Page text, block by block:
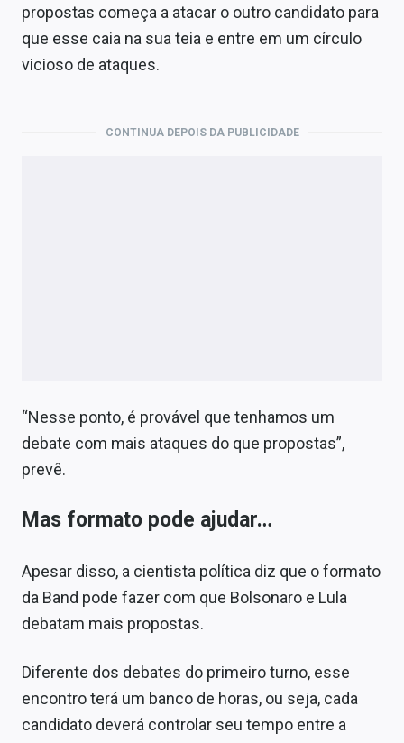
propostas começa a atacar o outro candidato para
que esse caia na sua teia e entre em um círculo
vicioso de ataques.
CONTINUA DEPOIS DA PUBLICIDADE
“Nesse ponto, é provável que tenhamos um
debate com mais ataques do que propostas”,
prevê.
Mas formato pode ajudar…
Apesar disso, a cientista política diz que o formato
da Band pode fazer com que Bolsonaro e Lula
debatam mais propostas.
Diferente dos debates do primeiro turno, esse
encontro terá um banco de horas, ou seja, cada
candidato deverá controlar seu tempo entre a